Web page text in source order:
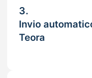
3.
Invio
Teora